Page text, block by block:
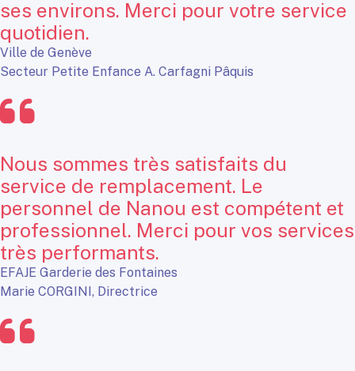
ses environs. Merci pour votre service
quotidien.
Ville de Genève
Secteur Petite Enfance A. Carfagni Pâquis
Nous sommes très satisfaits du
service de remplacement. Le
personnel de Nanou est compétent et
professionnel. Merci pour vos services
très performants.
EFAJE Garderie des Fontaines
Marie CORGINI, Directrice